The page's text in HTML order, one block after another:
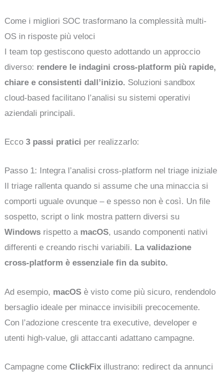
Come i migliori SOC trasformano la complessità multi-
OS in risposte più veloci
I team top gestiscono questo adottando un approccio
diverso: rendere le indagini cross-platform più rapide,
chiare e consistenti dall’inizio. Soluzioni sandbox
cloud-based facilitano l’analisi su sistemi operativi
aziendali principali.
Ecco3 passi pratici per realizzarlo:
Passo 1: Integra l’analisi cross-platform nel triage iniziale
Il triage rallenta quando si assume che una minaccia si
comporti uguale ovunque – e spesso non è così. Un file
sospetto, script o link mostra pattern diversi su
Windows rispetto a macOS, usando componenti nativi
differenti e creando rischi variabili. La validazione
cross-platform è essenziale fin da subito.
Ad esempio, macOS è visto come più sicuro, rendendolo
bersaglio ideale per minacce invisibili precocemente.
Con l’adozione crescente tra executive, developer e
utenti high-value, gli attaccanti adattano campagne.
Campagne comeClickFix illustrano: redirect da annunci